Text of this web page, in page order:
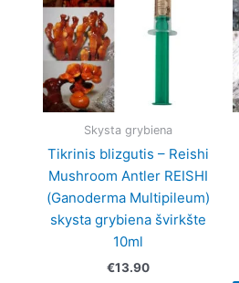
Skysta grybiena
Tikrinis blizgutis – Reishi
Mushroom Antler REISHI
(Ganoderma Multipileum)
skysta grybiena švirkšte
10ml
€13.90